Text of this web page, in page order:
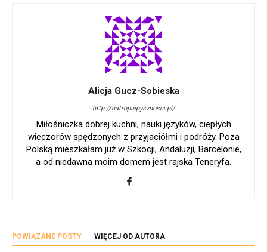
Alicja Gucz-Sobieska
http://natropiepysznosci.pl/
Miłośniczka dobrej kuchni, nauki języków, ciepłych
wieczorów spędzonych z przyjaciółmi i podróży. Poza
Polską mieszkałam już w Szkocji, Andaluzji, Barcelonie,
a od niedawna moim domem jest rajska Teneryfa.
POWIĄZANE POSTY WIĘCEJ OD AUTORA